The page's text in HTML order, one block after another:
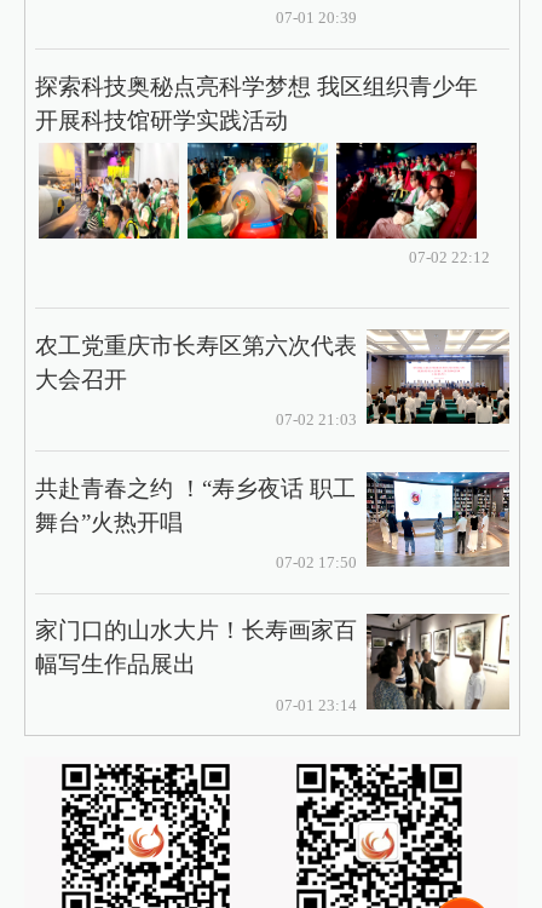
07-01 20:39
探索科技奥秘点亮科学梦想 我区组织青少年
开展科技馆研学实践活动
07-02 22:12
农工党重庆市长寿区第六次代表
大会召开
07-02 21:03
共赴青春之约 ！“寿乡夜话 职工
舞台”火热开唱
07-02 17:50
家门口的山水大片！长寿画家百
幅写生作品展出
07-01 23:14